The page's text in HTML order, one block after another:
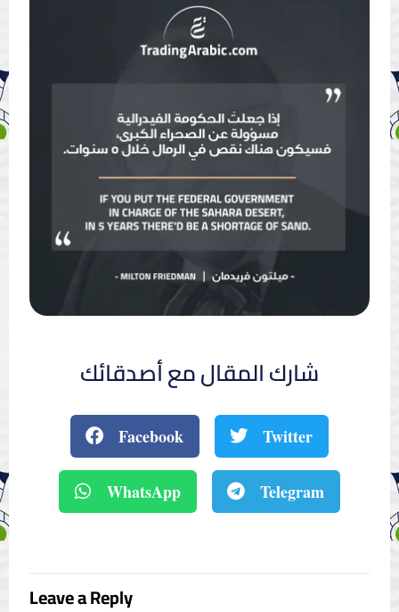
شارك المقال مع أصدقائك
Facebook Twitter
WhatsApp Telegram
Leave a Reply